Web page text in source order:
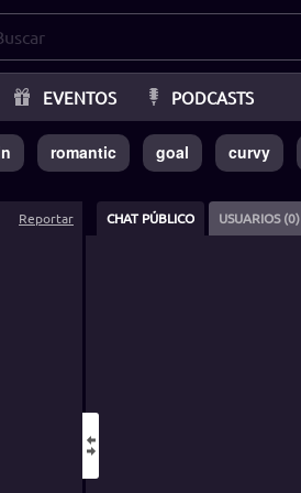
EVENTOS PODCASTS
romantic goal curvy
Reportar CHAT PÚBLICO USUARIOS (0)